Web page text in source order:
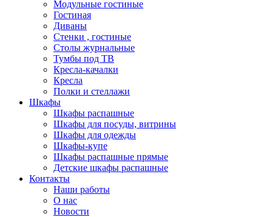
Модульные гостиные
Гостиная
Диваны
Стенки , гостиные
Столы журнальные
Тумбы под ТВ
Кресла-качалки
Кресла
Полки и стеллажи
Шкафы
Шкафы распашные
Шкафы для посуды, витрины
Шкафы для одежды
Шкафы-купе
Шкафы распашные прямые
Детские шкафы распашные
Контакты
Наши работы
О нас
Новости